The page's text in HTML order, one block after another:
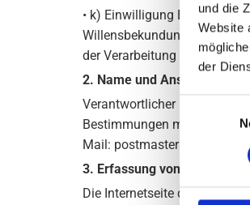
und die
Website
der
• k) Einwilligung
Willensbekundung in Form
der Verarbeitung der sie
2. Name und Anschrift des
Verantwortlicher im Sinne
Bestimmungen mit
Mail: postmaster@uhren-
3. Erfassung von
Die Internetseite der Erich